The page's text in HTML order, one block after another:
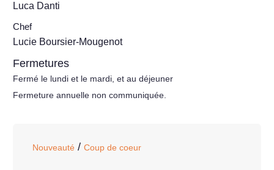
Luca Danti
Chef
Lucie Boursier-Mougenot
Fermetures
Fermé le lundi et le mardi, et au déjeuner
Fermeture annuelle non communiquée.
Nouveauté / Coup de coeur